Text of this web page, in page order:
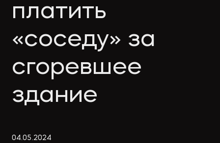
правоUseful
materials
Articles
платить
«соседу» за
сгоревшее
здание
04.05.2024